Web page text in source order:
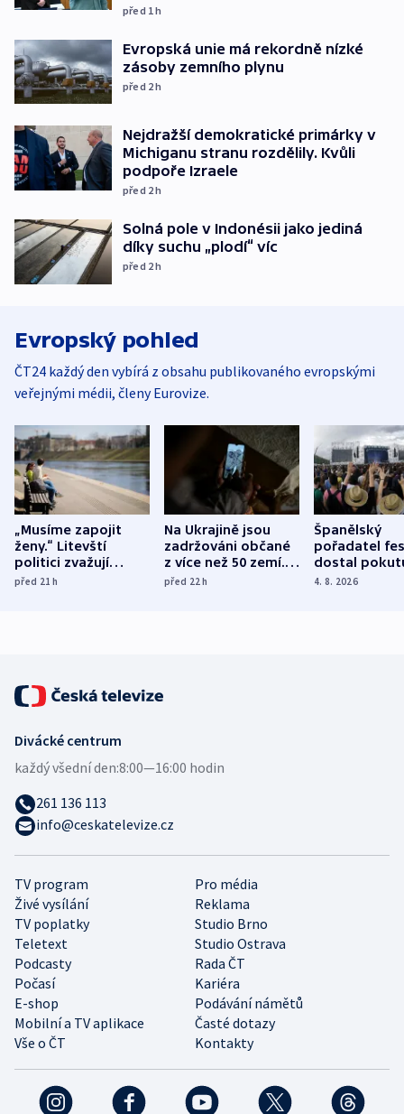
před 1h
Evropská unie má rekordně nízké
zásoby zemního plynu
před 2h
Nejdražší demokratické primárky v
Michiganu stranu rozdělily. Kvůli
podpoře Izraele
před 2h
Solná pole v Indonésii jako jediná
díky suchu „plodí“ víc
před 2h
Evropský pohled
ČT24 každý den vybírá z obsahu publikovaného evropskými
veřejnými médii, členy Eurovize.
„Musíme zapojit
ženy.“ Litevští
politici zvažují
dohodu o
před 21h
Na Ukrajině jsou
zadržováni občané
z více než 50 zemí.
Bojovali na straně
před 22h
Španělský
pořadatel
dostal
nekalé
4. 8. 2026
TV program
Pro média
Živé vysílání
Reklama
TV poplatky
Studio Brno
Teletext
Studio Ostrava
Podcasty
Rada ČT
Počasí
Kariéra
E-shop
Podávání námětů
Mobilní a TV aplikace
Časté dotazy
Vše o ČT
Kontakty
Divácké centrum
každý všední den:8:00—16:00 hodin
261 136 113
info@ceskatelevize.cz